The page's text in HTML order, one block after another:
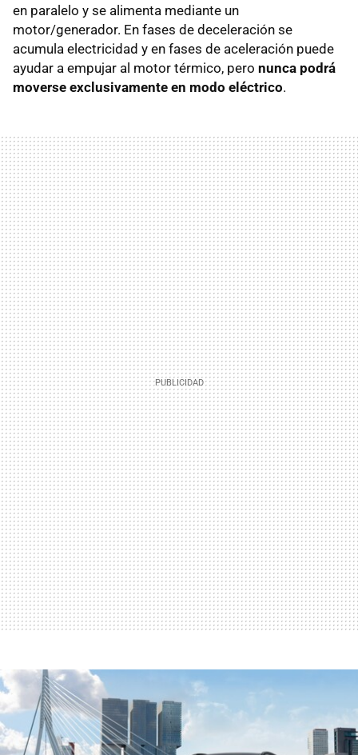
en paralelo y se alimenta mediante un
motor/generador. En fases de deceleración se
acumula electricidad y en fases de aceleración puede
ayudar a empujar al motor térmico, pero nunca podrá
moverse exclusivamente en modo eléctrico.